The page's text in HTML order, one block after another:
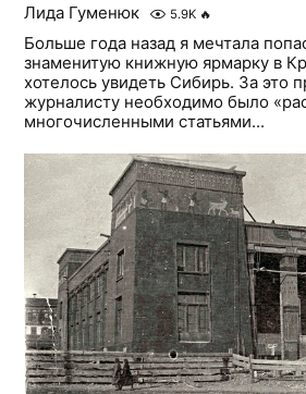
Лида Гуменюк 5.9K 🔥
Больше года назад я мечтала
знаменитую книжную ярмарку в
хотелось увидеть Сибирь. За это
журналисту необходимо было
многочисленными статьями...